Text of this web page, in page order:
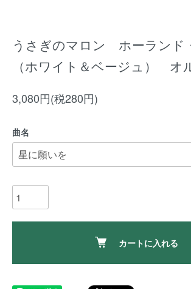
うさぎのマロン ホーランド
（ホワイト＆ベージュ） オ
3,080円(税280円)
曲名
カートに入れる